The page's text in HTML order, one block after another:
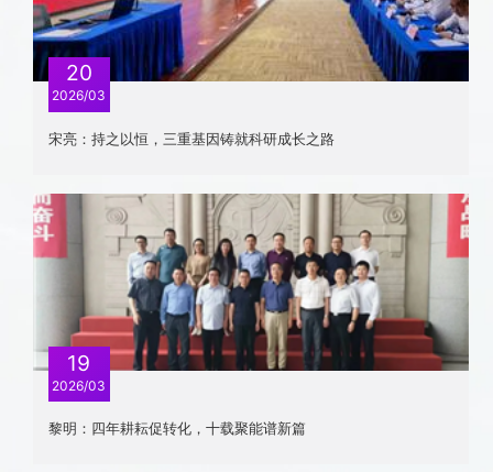
20
2026/03
宋亮：持之以恒，三重基因铸就科研成长之路
19
2026/03
黎明：四年耕耘促转化，十载聚能谱新篇